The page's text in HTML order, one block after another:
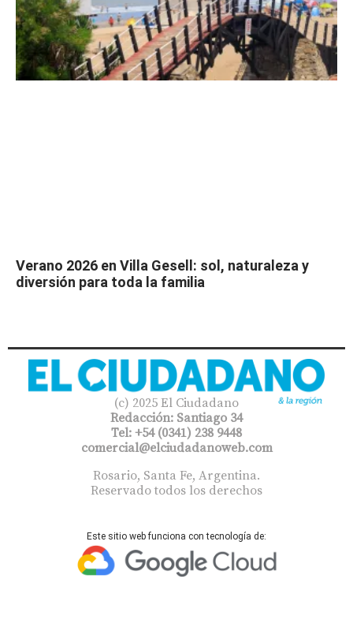
Verano 2026 en Villa Gesell: sol, naturaleza y
diversión para toda la familia
(c) 2025 El Ciudadano
Redacción: Santiago 34
Tel: +54 (0341) 238 9448
comercial@elciudadanoweb.com​
Rosario, Santa Fe, Argentina.
Reservado todos los derechos
Este sitio web funciona con tecnología de: